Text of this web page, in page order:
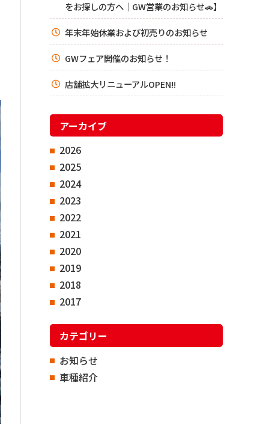
をお探しの方へ｜GW営業のお知らせ🚗】
年末年始休業および初売りのお知らせ
GWフェア開催のお知らせ！
店舗拡大リニューアルOPEN!!
アーカイブ
2026
2025
2024
2023
2022
2021
2020
2019
2018
2017
カテゴリー
お知らせ
車種紹介